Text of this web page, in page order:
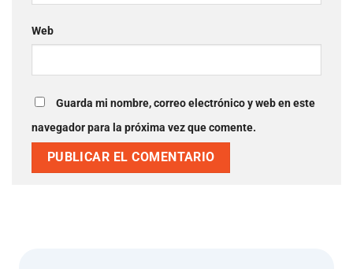
Web
Guarda mi nombre, correo electrónico y web en este
navegador para la próxima vez que comente.